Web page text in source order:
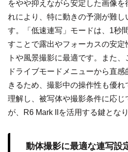
をやや抑えながら安定した画像を
れにより、特に動きの予測が難し
す。「低速連写」モードは、1秒
すことで露出やフォーカスの安
トや風景撮影に最適です。また
ドライブモードメニューから直
きるため、撮影中の操作性も優
理解し、被写体や撮影条件に応じ
が、R6 Mark IIを活用する鍵となり
動体撮影に最適な連写設